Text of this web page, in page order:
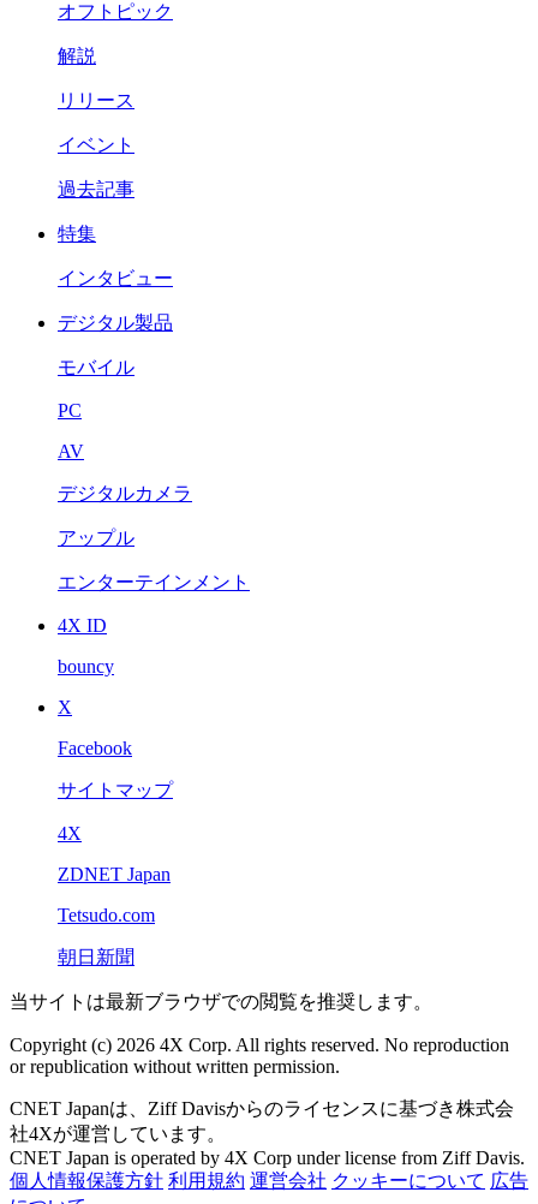
オフトピック
解説
リリース
イベント
過去記事
特集
インタビュー
デジタル製品
モバイル
PC
AV
デジタルカメラ
アップル
エンターテインメント
4X ID
bouncy
X
Facebook
サイトマップ
4X
ZDNET Japan
Tetsudo.com
朝日新聞
当サイトは最新ブラウザでの閲覧を推奨します。
Copyright (c) 2026 4X Corp. All rights reserved. No reproduction
or republication without written permission.
CNET Japanは、Ziff Davisからのライセンスに基づき株式会
社4Xが運営しています。
CNET Japan is operated by 4X Corp under license from Ziff Davis.
個人情報保護方針 利用規約 運営会社 クッキーについて 広告